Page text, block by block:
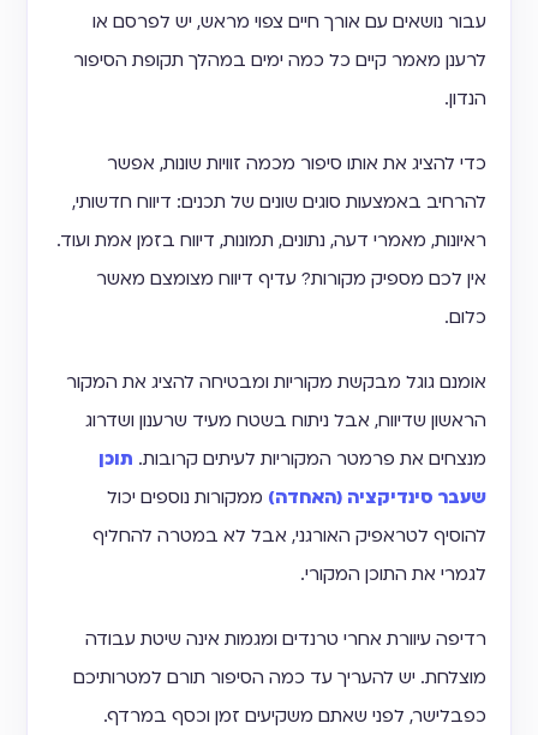
עבור נושאים עם אורך חיים צפוי מראש, יש לפרסם או
לרענן מאמר קיים כל כמה ימים במהלך תקופת הסיפור
הנדון.
כדי להציג את אותו סיפור מכמה זוויות שונות, אפשר
להרחיב באמצעות סוגים שונים של תכנים: דיווח חדשותי,
ראיונות, מאמרי דעה, נתונים, תמונות, דיווח בזמן אמת ועוד.
אין לכם מספיק מקורות? עדיף דיווח מצומצם מאשר
כלום.
אומנם גוגל מבקשת מקוריות ומבטיחה להציג את המקור
הראשון שדיווח, אבל ניתוח בשטח מעיד שרענון ושדרוג
מנצחים את פרמטר המקוריות לעיתים קרובות. תוכן
שעבר סינדיקציה (האחדה) ממקורות נוספים יכול
להוסיף לטראפיק האורגני, אבל לא במטרה להחליף
לגמרי את התוכן המקורי.
רדיפה עיוורת אחרי טרנדים ומגמות אינה שיטת עבודה
מוצלחת. יש להעריך עד כמה הסיפור תורם למטרותיכם
כפבלישר, לפני שאתם משקיעים זמן וכסף במרדף.